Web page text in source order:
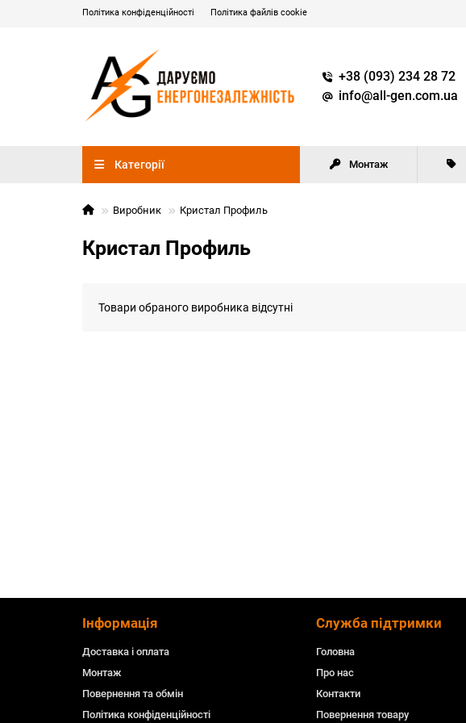
Політика конфіденційності Політика файлів cookie
+38 (093) 234 28 72
info@all-gen.com.ua
Категорії Монтаж
Виробник Кристал Профиль
Кристал Профиль
Товари обраного виробника відсутні
Інформація
Доставка і оплата
Монтаж
Повернення та обмін
Політика конфіденційності
Служба підтримки
Головна
Про нас
Контакти
Повернення товару